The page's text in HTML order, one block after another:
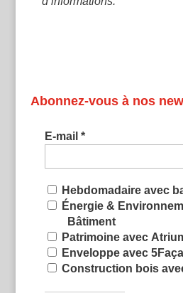
Abonnez-vous à nos
E-mail *
Hebdomadaire avec
Énergie &
Bâtiment
Patrimoine avec
Enveloppe avec
Construction bois